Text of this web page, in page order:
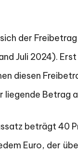
der
Juli 2024).
diesen
liegende Betrag
beträgt 40
Euro, der